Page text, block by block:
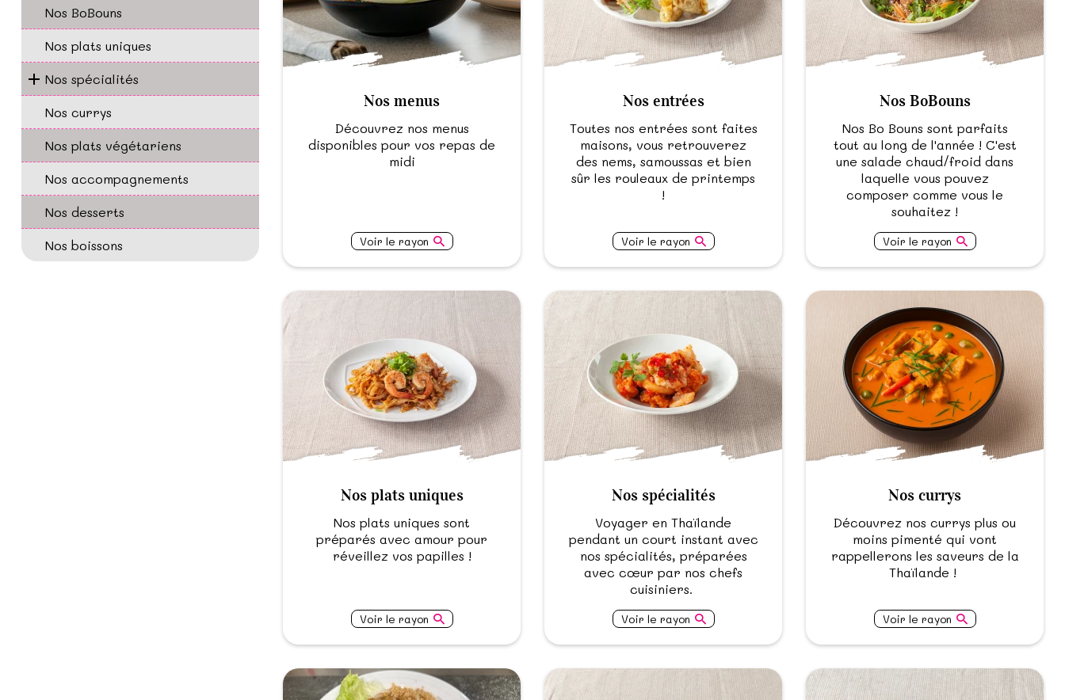
Nos BoBouns
Nos plats uniques
Nos spécialités
Nos currys
Nos plats végétariens
Nos accompagnements
Nos desserts
Nos boissons
Nos menus
Découvrez nos menus
disponibles pour vos repas de
midi
Voir le rayon
Nos entrées
Toutes nos entrées sont faites
maisons, vous retrouverez
des nems, samoussas et bien
sûr les rouleaux de printemps
!
Voir le rayon
Nos BoBouns
Nos Bo Bouns sont parfaits
tout au long de l'année ! C'est
une salade chaud/froid dans
laquelle vous pouvez
composer comme vous le
souhaitez !
Voir le rayon
Nos plats uniques
Nos plats uniques sont
préparés avec amour pour
réveillez vos papilles !
Voir le rayon
Nos spécialités
Voyager en Thaïlande
pendant un court instant avec
nos spécialités, préparées
avec cœur par nos chefs
cuisiniers.
Voir le rayon
Nos currys
Découvrez nos currys plus ou
moins pimenté qui vont
rappellerons les saveurs de la
Thaïlande !
Voir le rayon